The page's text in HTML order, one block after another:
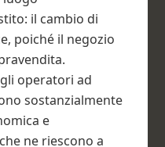
il cambio di
poiché il negozio
operatori ad
sostanzialmente
e
ne riescono a